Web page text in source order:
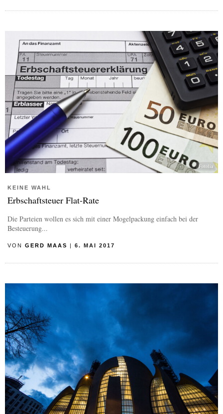
Fotolia
KEINE WAHL
Erbschaftsteuer Flat-Rate
Die Parteien wollen es sich mit einer Mogelpackung einfach bei der
Besteuerung...
VON GERD MAAS | 6. MAI 2017